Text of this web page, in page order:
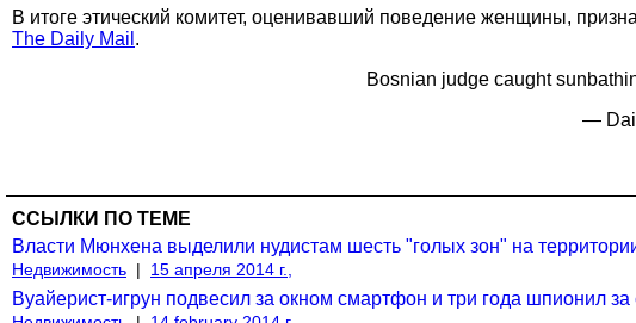
В итоге этический комитет, оценивавший поведение женщины,
The Daily Mail .
Bosnian judge caught
—
ССЫЛКИ ПО ТЕМЕ
Власти Мюнхена выделили нудистам шесть "голых зон" на
Недвижимость | 15 апреля 2014 г.,
Вуайерист-игрун подвесил за окном смартфон и три года шпионил за